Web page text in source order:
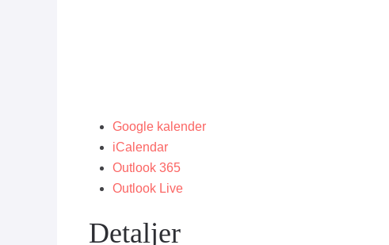
Google kalender
iCalendar
Outlook 365
Outlook Live
Detaljer